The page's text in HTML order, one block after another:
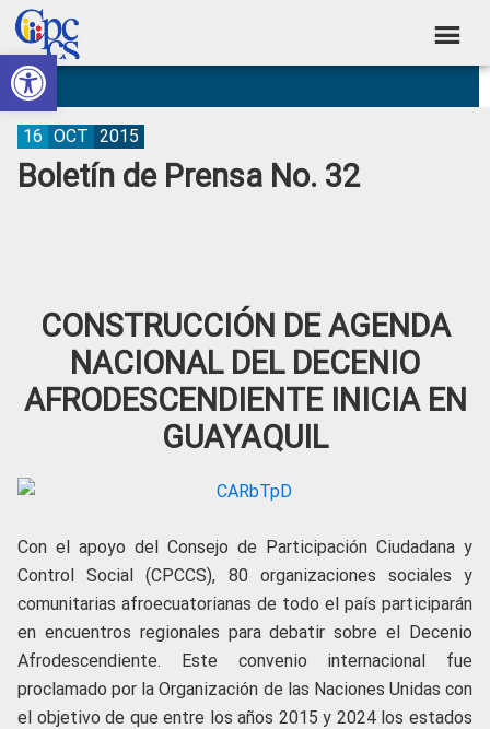
Abrir barra de herramientas
Skip
to
primary
navigation
Skip
to
main
content
Skip
to
primary
sidebar
Skip
to
footer
Consejo
de
Participación
Ciudadana
Construyendo
Poder
Ciudadano
Boletín de Prensa No. 32
16 OCT 2015
CONSTRUCCIÓN DE AGENDA
NACIONAL DEL DECENIO
AFRODESCENDIENTE INICIA EN
GUAYAQUIL
Con el apoyo del Consejo de Participación Ciudadana y
Control Social (CPCCS), 80 organizaciones sociales y
comunitarias afroecuatorianas de todo el país participarán
en encuentros regionales para debatir sobre el Decenio
Afrodescendiente. Este convenio internacional fue
proclamado por la Organización de las Naciones Unidas con
el objetivo de que entre los años 2015 y 2024 los estados